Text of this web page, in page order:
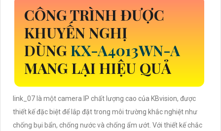
CÔNG TRÌNH ĐƯỢC
KHUYẾN NGHỊ
DÙNG KX-A4013WN-A
MANG LẠI HIỆU QUẢ
link_07 là một camera IP chất lượng cao của KBvision, được
thiết kế đặc biệt để lắp đặt trong môi trường khắc nghiệt như
chống bụi bẩn, chống nước và chống ẩm ướt. Với thiết kế chắc